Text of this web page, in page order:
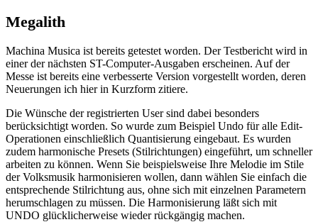
Megalith
Machina Musica ist bereits getestet worden. Der Testbericht wird in
einer der nächsten ST-Computer-Ausgaben erscheinen. Auf der
Messe ist bereits eine verbesserte Version vorgestellt worden, deren
Neuerungen ich hier in Kurzform zitiere.
Die Wünsche der registrierten User sind dabei besonders
berücksichtigt worden. So wurde zum Beispiel Undo für alle Edit-
Operationen einschließlich Quantisierung eingebaut. Es wurden
zudem harmonische Presets (Stilrichtungen) eingeführt, um schneller
arbeiten zu können. Wenn Sie beispielsweise Ihre Melodie im Stile
der Volksmusik harmonisieren wollen, dann wählen Sie einfach die
entsprechende Stilrichtung aus, ohne sich mit einzelnen Parametern
herumschlagen zu müssen. Die Harmonisierung läßt sich mit
UNDO glücklicherweise wieder rückgängig machen.